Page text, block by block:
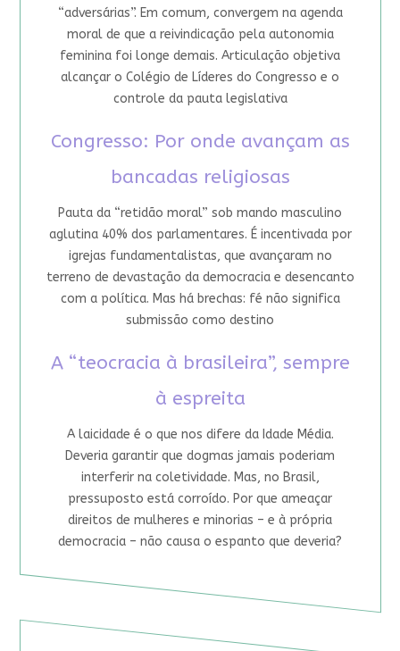
“adversárias”. Em comum, convergem na agenda
moral de que a reivindicação pela autonomia
feminina foi longe demais. Articulação objetiva
alcançar o Colégio de Líderes do Congresso e o
controle da pauta legislativa
Congresso: Por onde avançam as
bancadas religiosas
Pauta da “retidão moral” sob mando masculino
aglutina 40% dos parlamentares. É incentivada por
igrejas fundamentalistas, que avançaram no
terreno de devastação da democracia e desencanto
com a política. Mas há brechas: fé não significa
submissão como destino
A “teocracia à brasileira”, sempre
à espreita
A laicidade é o que nos difere da Idade Média.
Deveria garantir que dogmas jamais poderiam
interferir na coletividade. Mas, no Brasil,
pressuposto está corroído. Por que ameaçar
direitos de mulheres e minorias – e à própria
democracia – não causa o espanto que deveria?